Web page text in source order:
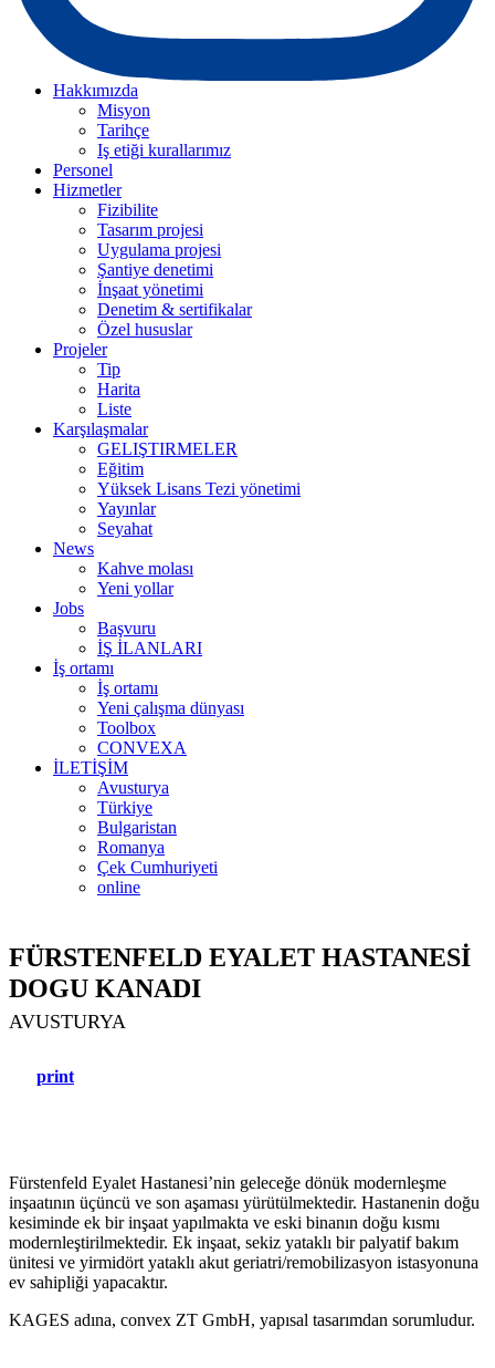
Hakkımızda
Misyon
Tarihçe
Iş etiği kurallarımız
Personel
Hizmetler
Fizibilite
Tasarım projesi
Uygulama projesi
Şantiye denetimi
İnşaat yönetimi
Denetim & sertifikalar
Özel hususlar
Projeler
Tip
Harita
Liste
Karşılaşmalar
GELIŞTIRMELER
Eğitim
Yüksek Lisans Tezi yönetimi
Yayınlar
Seyahat
News
Kahve molası
Yeni yollar
Jobs
Başvuru
İŞ İLANLARI
İş ortamı
İş ortamı
Yeni çalışma dünyası
Toolbox
CONVEXA
İLETİŞİM
Avusturya
Türkiye
Bulgaristan
Romanya
Çek Cumhuriyeti
online
FÜRSTENFELD EYALET HASTANESİ
DOGU KANADI
AVUSTURYA
print
Fürstenfeld Eyalet Hastanesi’nin geleceğe dönük modernleşme
inşaatının üçüncü ve son aşaması yürütülmektedir. Hastanenin doğu
kesiminde ek bir inşaat yapılmakta ve eski binanın doğu kısmı
modernleştirilmektedir. Ek inşaat, sekiz yataklı bir palyatif bakım
ünitesi ve yirmidört yataklı akut geriatri/remobilizasyon istasyonuna
ev sahipliği yapacaktır.
KAGES adına, convex ZT GmbH, yapısal tasarımdan sorumludur.